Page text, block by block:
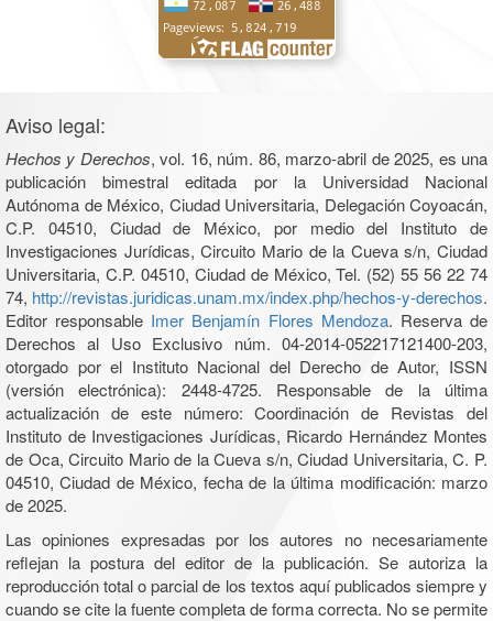
Aviso legal:
Hechos y Derechos, vol. 16, núm. 86, marzo-abril de 2025, es una
publicación bimestral editada por la Universidad Nacional
Autónoma de México, Ciudad Universitaria, Delegación Coyoacán,
C.P. 04510, Ciudad de México, por medio del Instituto de
Investigaciones Jurídicas, Circuito Mario de la Cueva s/n, Ciudad
Universitaria, C.P. 04510, Ciudad de México, Tel. (52) 55 56 22 74
74, http://revistas.juridicas.unam.mx/index.php/hechos-y-derechos.
Editor responsable Imer Benjamín Flores Mendoza. Reserva de
Derechos al Uso Exclusivo núm. 04-2014-052217121400-203,
otorgado por el Instituto Nacional del Derecho de Autor, ISSN
(versión electrónica): 2448-4725. Responsable de la última
actualización de este número: Coordinación de Revistas del
Instituto de Investigaciones Jurídicas, Ricardo Hernández Montes
de Oca, Circuito Mario de la Cueva s/n, Ciudad Universitaria, C. P.
04510, Ciudad de México, fecha de la última modificación: marzo
de 2025.
Las opiniones expresadas por los autores no necesariamente
reflejan la postura del editor de la publicación. Se autoriza la
reproducción total o parcial de los textos aquí publicados siempre y
cuando se cite la fuente completa de forma correcta. No se permite